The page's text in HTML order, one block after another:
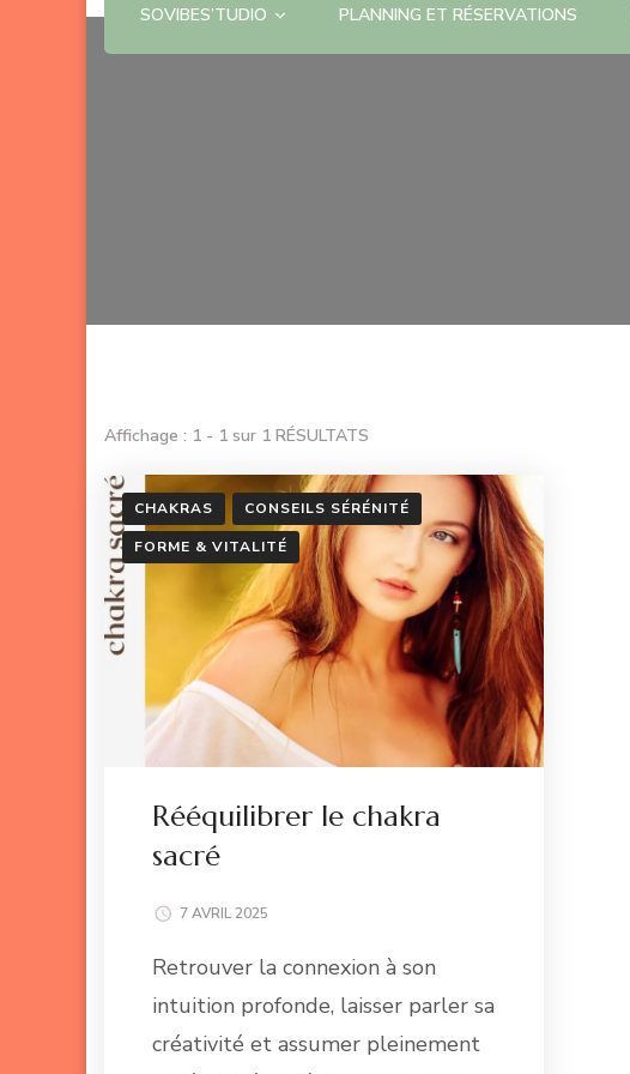
SOVIBES’TUDIO PLANNING ET RÉSERVATIONS
Affichage : 1 - 1 sur 1 RÉSULTATS
CHAKRAS
CONSEILS SÉRÉNITÉ
FORME & VITALITÉ
Rééquilibrer le chakra
sacré
7 AVRIL 2025
Retrouver la connexion à son
intuition profonde, laisser parler sa
créativité et assumer pleinement